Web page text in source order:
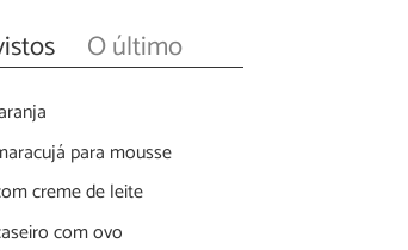
O último
para mousse
creme de leite
com ovo